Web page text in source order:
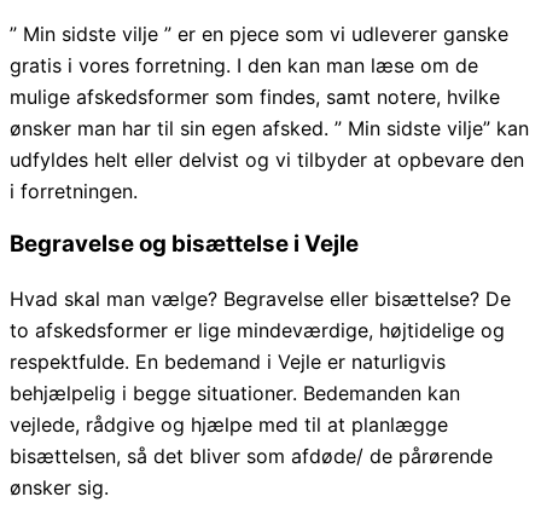
” Min sidste vilje ” er en pjece som vi udleverer ganske
gratis i vores forretning. I den kan man læse om de
mulige afskedsformer som findes, samt notere, hvilke
ønsker man har til sin egen afsked. ” Min sidste vilje” kan
udfyldes helt eller delvist og vi tilbyder at opbevare den
i forretningen.
Begravelse og bisættelse i Vejle
Hvad skal man vælge? Begravelse eller bisættelse? De
to afskedsformer er lige mindeværdige, højtidelige og
respektfulde. En bedemand i Vejle er naturligvis
behjælpelig i begge situationer. Bedemanden kan
vejlede, rådgive og hjælpe med til at planlægge
bisættelsen, så det bliver som afdøde/ de pårørende
ønsker sig.